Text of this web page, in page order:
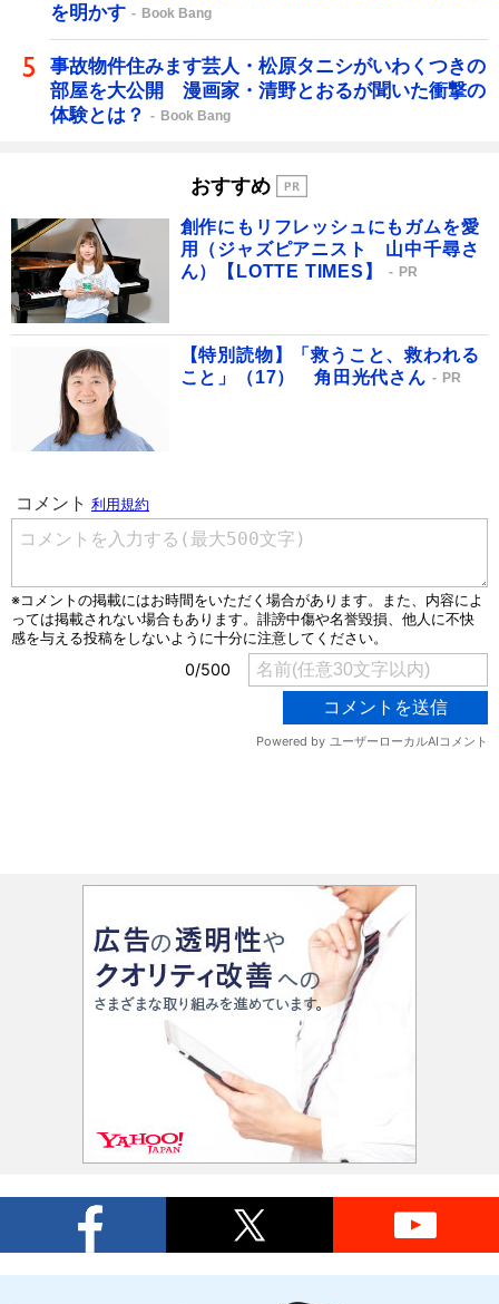
を明かす
Book Bang
事故物件住みます芸人・松原タニシがいわくつきの
部屋を大公開 漫画家・清野とおるが聞いた衝撃の
体験とは？
Book Bang
おすすめ
創作にもリフレッシュにもガムを愛
用（ジャズピアニスト 山中千尋さ
ん）【LOTTE TIMES】
PR
【特別読物】「救うこと、救われる
こと」（17） 角田光代さん
PR